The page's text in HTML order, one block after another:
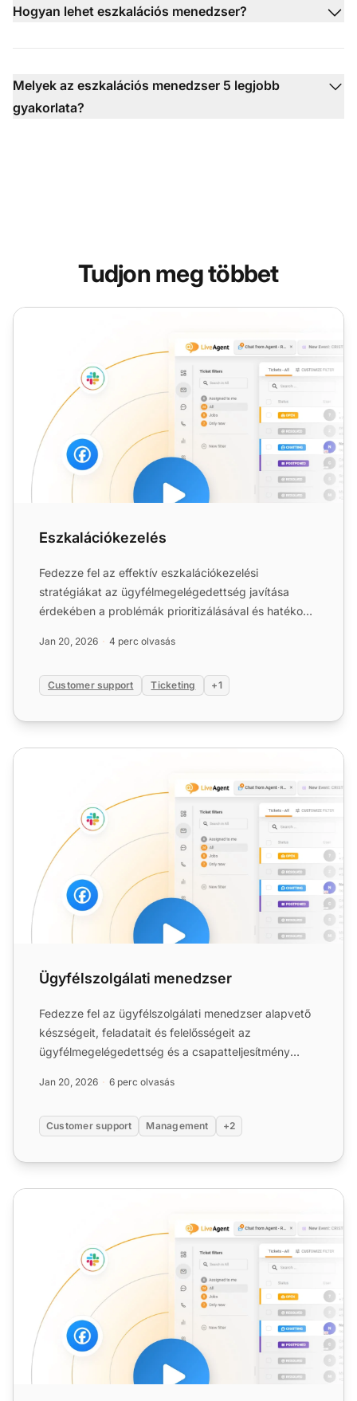
Hogyan lehet eszkalációs menedzser?
Melyek az eszkalációs menedzser 5 legjobb
gyakorlata?
Tudjon meg többet
Eszkalációkezelés
Eszkalációkezelés
Fedezze fel az effektív eszkalációkezelési
stratégiákat az ügyfélmegelégedettség javítása
érdekében a problémák prioritizálásával és hatékony
Jan 20, 2026 4 perc olvasás
Customer support Ticketing +1
Ügyfélszolgálati menedzser
Ügyfélszolgálati menedzser
Fedezze fel az ügyfélszolgálati menedzser alapvető
készségeit, feladatait és felelősségeit az
ügyfélmegelégedettség és a csapatteljesítmény
Jan 20, 2026 6 perc olvasás
Customer support Management +2
Ügyfélszolgálati képviselő